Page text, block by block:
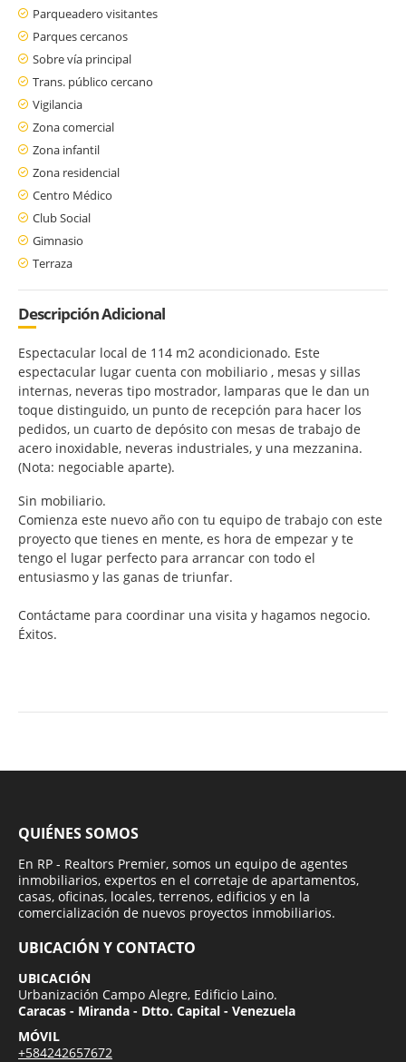
Parqueadero visitantes
Parques cercanos
Sobre vía principal
Trans. público cercano
Vigilancia
Zona comercial
Zona infantil
Zona residencial
Centro Médico
Club Social
Gimnasio
Terraza
Descripción Adicional
Espectacular local de 114 m2 acondicionado. Este
espectacular lugar cuenta con mobiliario , mesas y sillas
internas, neveras tipo mostrador, lamparas que le dan un
toque distinguido, un punto de recepción para hacer los
pedidos, un cuarto de depósito con mesas de trabajo de
acero inoxidable, neveras industriales, y una mezzanina.
(Nota: negociable aparte).
Sin mobiliario.
Comienza este nuevo año con tu equipo de trabajo con este
proyecto que tienes en mente, es hora de empezar y te
tengo el lugar perfecto para arrancar con todo el
entusiasmo y las ganas de triunfar.
Contáctame para coordinar una visita y hagamos negocio.
Éxitos.
QUIÉNES SOMOS
En RP - Realtors Premier, somos un equipo de agentes
inmobiliarios, expertos en el corretaje de apartamentos,
casas, oficinas, locales, terrenos, edificios y en la
comercialización de nuevos proyectos inmobiliarios.
UBICACIÓN Y CONTACTO
UBICACIÓN
Urbanización Campo Alegre, Edificio Laino.
Caracas - Miranda - Dtto. Capital - Venezuela
MÓVIL
+584242657672